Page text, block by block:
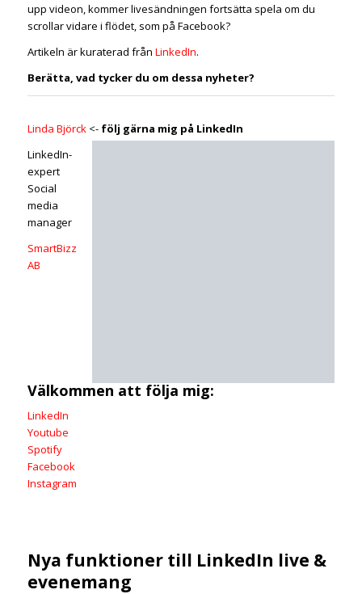
upp videon, kommer livesändningen fortsätta spela om du
scrollar vidare i flödet, som på Facebook?
Artikeln är kuraterad från LinkedIn.
Berätta, vad tycker du om dessa nyheter?
Linda Björck<- följ gärna mig på LinkedIn
LinkedIn-
expert
Social
media
manager
SmartBizz
AB
Välkommen att följa mig:
LinkedIn
Youtube
Spotify
Facebook
Instagram
Nya funktioner till LinkedIn live &
evenemang